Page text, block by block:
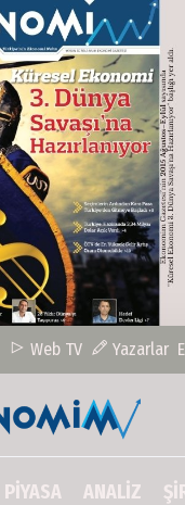
Web TV Yazarlar
PİYASA ANALİZ